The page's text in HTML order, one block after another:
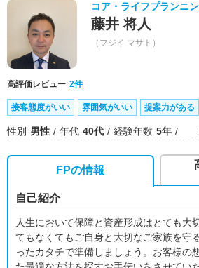
コア・ライフプランニ
藤井 将人
（フジイ マサト）
高評価レビュー 2件
接客態度がいい 雰囲気がいい 提案力がある
性別 男性 年代 40代 経験年数 5年
FPの情報
自己紹介
人生において保障と資産形成はとても大
てもなくてもご自身と大切なご家族を守
ったカタチで準備しましょう。お客様の